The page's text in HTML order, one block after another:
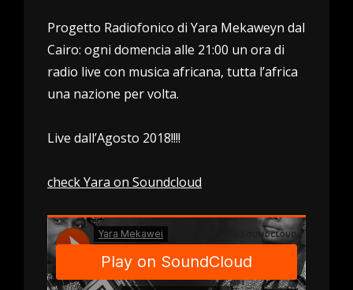
Progetto Radiofonico di Yara Mekaweyn dal
Cairo: ogni domencia alle 21:00 un ora di
radio live con musica africana, tutta l’africa
una nazione per volta.
Live dall’Agosto 2018!!!!
check Yara on Soundcloud